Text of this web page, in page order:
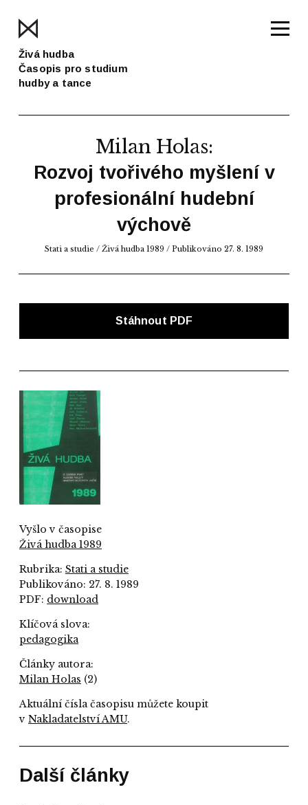
Živá hudba
Časopis pro studium
hudby a tance
Milan Holas:
Rozvoj tvořivého myšlení v
profesionální hudební
výchově
Stati a studie / Živá hudba 1989 / Publikováno 27. 8. 1989
Stáhnout PDF
Vyšlo v časopise
Živá hudba 1989
Rubrika: Stati a studie
Publikováno: 27. 8. 1989
PDF: download
Klíčová slova:
pedagogika
Články autora:
Milan Holas (2)
Aktuální čísla časopisu můžete koupit
v Nakladatelství AMU.
Další články